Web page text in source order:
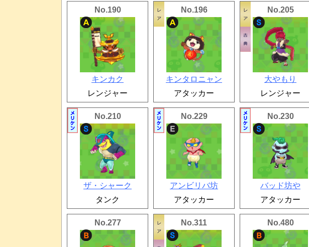
No.190
キンカク
レンジャー
No.196
キンタロニャン
アタッカー
No.205
大やもり
レンジャー
No.210
ザ・シャーク
タンク
No.229
アンビリバ坊
アタッカー
No.230
バッド坊や
アタッカー
No.277 No.311 No.480